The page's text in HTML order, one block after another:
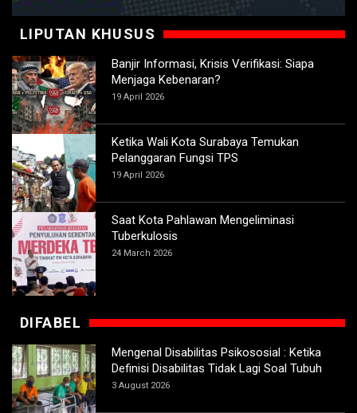
LIPUTAN KHUSUS
Banjir Informasi, Krisis Verifikasi: Siapa
Menjaga Kebenaran?
19 April 2026
Ketika Wali Kota Surabaya Temukan
Pelanggaran Fungsi TPS
19 April 2026
Saat Kota Pahlawan Mengeliminasi
Tuberkulosis
24 March 2026
DIFABEL
Mengenal Disabilitas Psikososial : Ketika
Definisi Disabilitas Tidak Lagi Soal Tubuh
3 August 2026